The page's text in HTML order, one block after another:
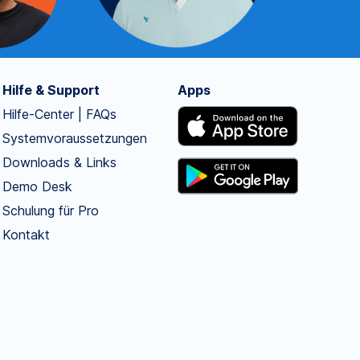
Hilfe & Support
Hilfe-Center | FAQs
Systemvoraussetzungen
Downloads & Links
Demo Desk
Schulung für Pro
Kontakt
Apps